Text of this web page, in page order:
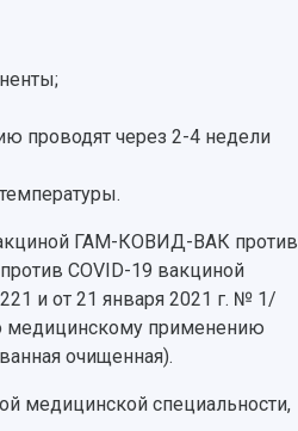
проводят через 2-4 недели
ГАМ-КОВИД-ВАК против
COVID-19 вакциной
и от 21 января 2021 г. № 1/
медицинскому применению
очищенная).
медицинской специальности,